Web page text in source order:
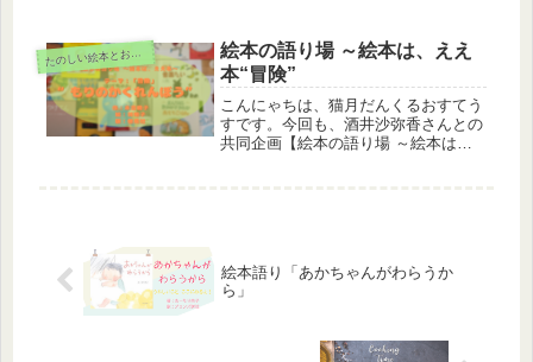
な絵本のひとつです。一緒に「どこど
こ」と探してみませんか
た
のしい絵本とおもちゃ
絵本の語り場 ～絵本は、ええ
本“冒険”
こんにゃちは、猫月だんくるおすてう
すです。今回も、酒井沙弥香さんとの
共同企画【絵本の語り場 ～絵本は、
絵本語り「あかちゃんがわらうか
ら」